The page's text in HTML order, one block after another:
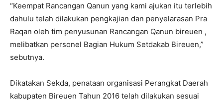
“Keempat Rancangan Qanun yang kami ajukan itu terlebih
dahulu telah dilakukan pengkajian dan penyelarasan Pra
Raqan oleh tim penyusunan Rancangan Qanun bireuen ,
melibatkan personel Bagian Hukum Setdakab Bireuen,”
sebutnya.
Dikatakan Sekda, penataan organisasi Perangkat Daerah
kabupaten Bireuen Tahun 2016 telah dilakukan sesuai